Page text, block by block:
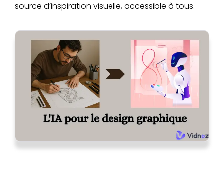
source d’inspiration visuelle, accessible à tous.